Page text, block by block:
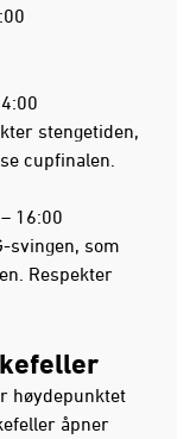
stengetiden,
cupfinalen.
16:00
svingen, som
Respekter
høydepunktet
åpner